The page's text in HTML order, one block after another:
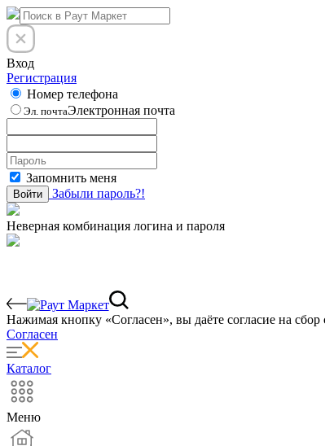
Вход
Регистрация
Номер телефона
Эл. почтаЭлектронная почта
Запомнить меня
Войти Забыли пароль?!
Неверная комбинация логина и пароля
Нажимая кнопку «Согласен», вы даёте cогласие на
Согласен
Каталог
Меню